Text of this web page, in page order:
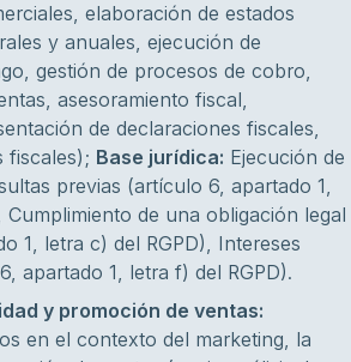
elaboración de estados
y anuales, ejecución de
gestión de procesos de cobro,
asesoramiento fiscal,
de declaraciones fiscales,
fiscales); Base jurídica: Ejecución de
previas (artículo 6, apartado 1,
Cumplimiento de una obligación legal
1, letra c) del RGPD), Intereses
apartado 1, letra f) del RGPD).
y promoción de ventas:
en el contexto del marketing, la